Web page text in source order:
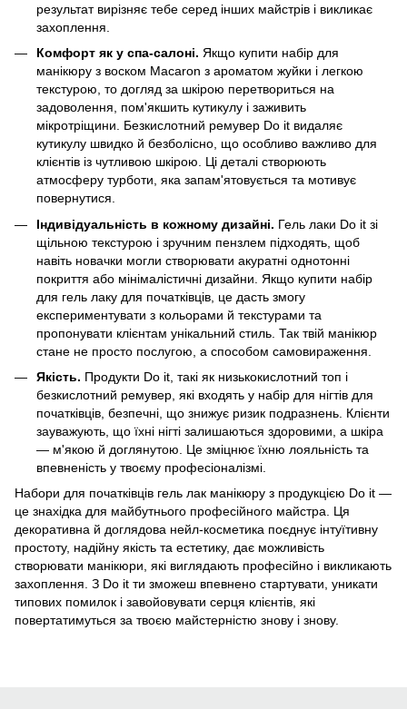
результат вирізняє тебе серед інших майстрів і викликає
захоплення.
Комфорт як у спа-салоні. Якщо купити набір для
манікюру з воском Macaron з ароматом жуйки і легкою
текстурою, то догляд за шкірою перетвориться на
задоволення, пом'якшить кутикулу і заживить
мікротріщини. Безкислотний ремувер Do it видаляє
кутикулу швидко й безболісно, що особливо важливо для
клієнтів із чутливою шкірою. Ці деталі створюють
атмосферу турботи, яка запам'ятовується та мотивує
повернутися.
Індивідуальність в кожному дизайні. Гель лаки Do it зі
щільною текстурою і зручним пензлем підходять, щоб
навіть новачки могли створювати акуратні однотонні
покриття або мінімалістичні дизайни. Якщо купити набір
для гель лаку для початківців, це дасть змогу
експериментувати з кольорами й текстурами та
пропонувати клієнтам унікальний стиль. Так твій манікюр
стане не просто послугою, а способом самовираження.
Якість. Продукти Do it, такі як низькокислотний топ і
безкислотний ремувер, які входять у набір для нігтів для
початківців, безпечні, що знижує ризик подразнень. Клієнти
зауважують, що їхні нігті залишаються здоровими, а шкіра
— м'якою й доглянутою. Це зміцнює їхню лояльність та
впевненість у твоєму професіоналізмі.
Набори для початківців гель лак манікюру з продукцією Do it —
це знахідка для майбутнього професійного майстра. Ця
декоративна й доглядова нейл-косметика поєднує інтуїтивну
простоту, надійну якість та естетику, дає можливість
створювати манікюри, які виглядають професійно і викликають
захоплення. З Do it ти зможеш впевнено стартувати, уникати
типових помилок і завойовувати серця клієнтів, які
повертатимуться за твоєю майстерністю знову і знову.